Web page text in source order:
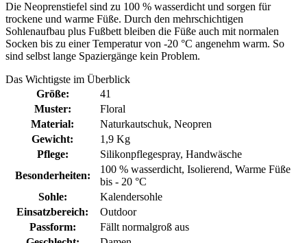
Die Neoprenstiefel sind zu 100 % wasserdicht und sorgen für
trockene und warme Füße. Durch den mehrschichtigen
Sohlenaufbau plus Fußbett bleiben die Füße auch mit normalen
Socken bis zu einer Temperatur von -20 °C angenehm warm. So
sind selbst lange Spaziergänge kein Problem.
Das Wichtigste im Überblick
Größe:
41
Muster:
Floral
Material:
Naturkautschuk, Neopren
Gewicht:
1,9 Kg
Pflege:
Silikonpflegespray, Handwäsche
Besonderheiten:
100 % wasserdicht, Isolierend, Warme Füße
bis - 20 °C
Sohle:
Kalendersohle
Einsatzbereich:
Outdoor
Passform:
Fällt normalgroß aus